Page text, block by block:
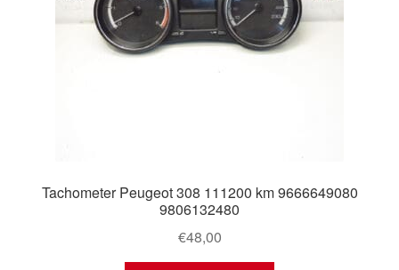
Tachometer Peugeot 308 111200 km 9666649080
9806132480
€48,00